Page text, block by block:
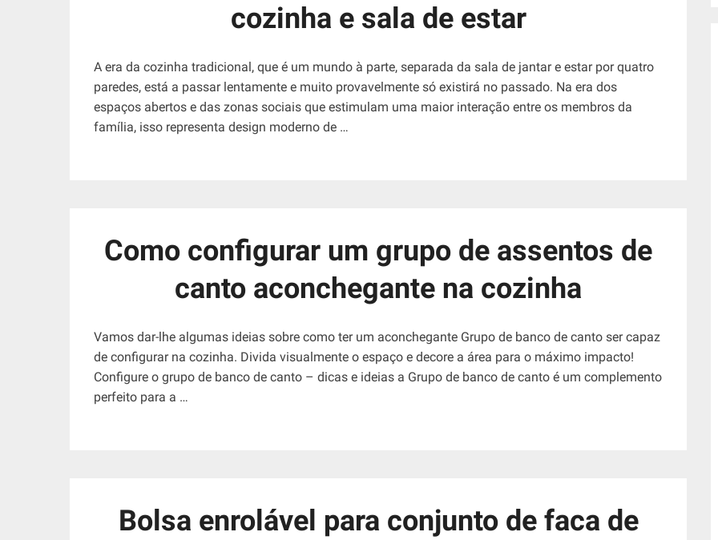
cozinha e sala de estar
A era da cozinha tradicional, que é um mundo à parte, separada da sala de jantar e estar por quatro
paredes, está a passar lentamente e muito provavelmente só existirá no passado. Na era dos
espaços abertos e das zonas sociais que estimulam uma maior interação entre os membros da
família, isso representa design moderno de …
Como configurar um grupo de assentos de
canto aconchegante na cozinha
Vamos dar-lhe algumas ideias sobre como ter um aconchegante Grupo de banco de canto ser capaz
de configurar na cozinha. Divida visualmente o espaço e decore a área para o máximo impacto!
Configure o grupo de banco de canto – dicas e ideias a Grupo de banco de canto é um complemento
perfeito para a …
Bolsa enrolável para conjunto de faca de